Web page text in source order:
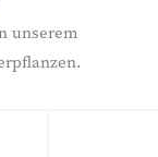
unserem